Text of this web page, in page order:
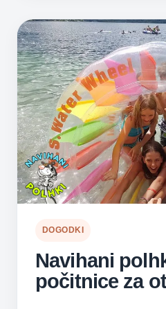
ROLERJIH
–
AKTIVNO
PREŽIVLJANJE
POLETNIH
POČITNIC
DOGODKI
Navihani
počitnice za